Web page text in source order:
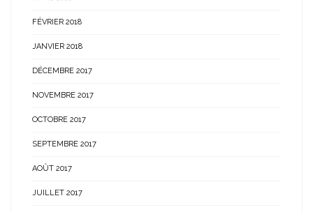
FÉVRIER 2018
JANVIER 2018
DÉCEMBRE 2017
NOVEMBRE 2017
OCTOBRE 2017
SEPTEMBRE 2017
AOÛT 2017
JUILLET 2017